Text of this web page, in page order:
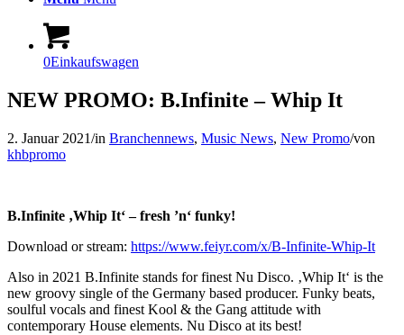
0Einkaufswagen
NEW PROMO: B.Infinite – Whip It
2. Januar 2021/in Branchennews, Music News, New Promo/von
khbpromo
B.Infinite ‚Whip It‘ – fresh ’n‘ funky!
Download or stream: https://www.feiyr.com/x/B-Infinite-Whip-It
Also in 2021 B.Infinite stands for finest Nu Disco. ‚Whip It‘ is the
new groovy single of the Germany based producer. Funky beats,
soulful vocals and finest Kool & the Gang attitude with
contemporary House elements. Nu Disco at its best!